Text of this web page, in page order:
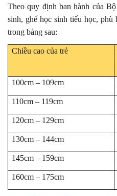
Theo quy định ban hành của
sinh, ghế học sinh tiểu học,
trong bảng sau:
Chiều cao của trẻ
100cm – 109cm
110cm – 119cm
120cm – 129cm
130cm – 144cm
145cm – 159cm
160cm – 175cm